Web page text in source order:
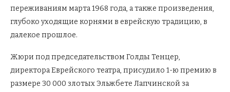
переживаниям марта 1968 года, а также произведения,
глубоко уходящие корнями в еврейскую традицию, в
далекое прошлое.
Жюри под председательством Голды Тенцер,
директора Еврейского театра, присудило 1-ю премию в
размере 30 000 злотых Эльжбете Лапчинской за